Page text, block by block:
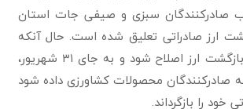
صادرکنندگان سبزی و صیفی جات استان
ارز صادراتی تعلیق شده است. حال آنکه
انتظار داریم زمان بازگشت ارز اصلاح شود و به جای ۳۱ شهریور،
تا ۴ ماه به صادرکنندگان محصولات کشاورزی داده شود
خود را بازگرداند.